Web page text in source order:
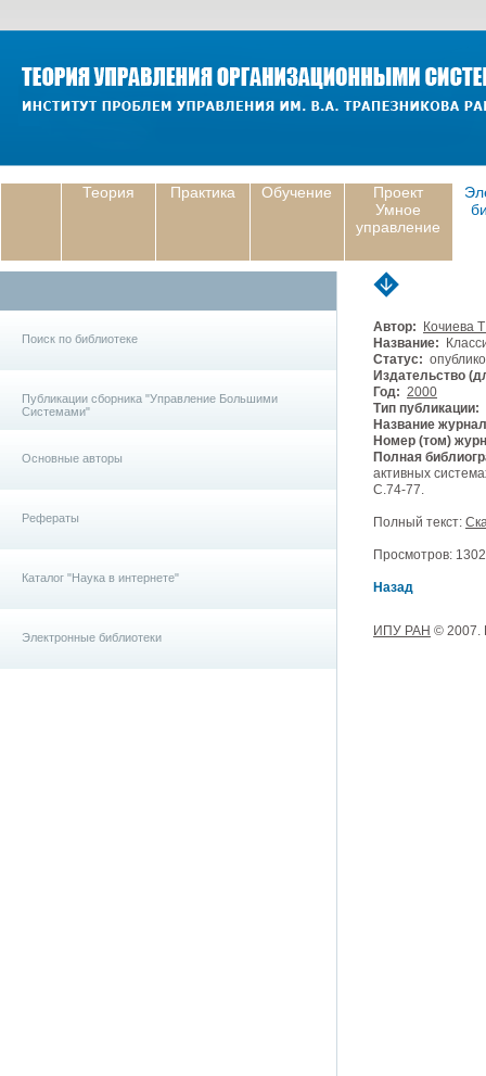
Теория Практика Обучение
Проект
Умное
управление
Поиск по библиотеке
Публикации сборника "Управление Большими
Системами"
Основные авторы
Рефераты
Каталог "Наука в интернете"
Электронные библиотеки
Автор:
Кочиева
Название:
Статус:
Издательство
Год: 2000
Тип публикации:
Название
Номер (том)
Полная
активных
С.74-77.
Полный текст:
Просмотров:
Назад
ИПУ РАН © 2007.